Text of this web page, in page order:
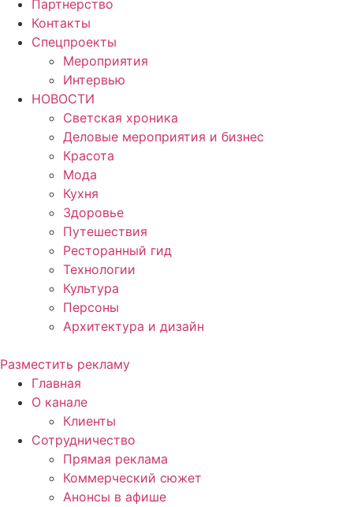
Партнерство
Контакты
Спецпроекты
Мероприятия
Интервью
НОВОСТИ
Светская хроника
Деловые мероприятия и бизнес
Красота
Мода
Кухня
Здоровье
Путешествия
Ресторанный гид
Технологии
Культура
Персоны
Архитектура и дизайн
Разместить рекламу
Главная
О канале
Клиенты
Сотрудничество
Прямая реклама
Коммерческий сюжет
Анонсы в афише